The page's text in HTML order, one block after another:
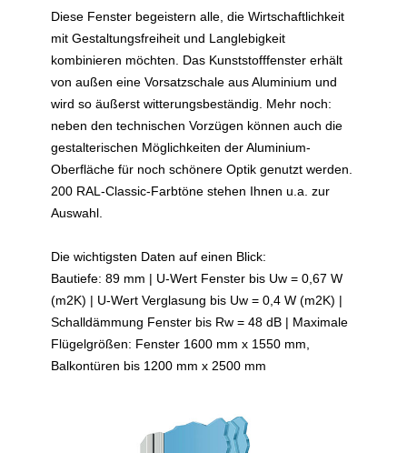
Diese Fenster begeistern alle, die Wirtschaftlichkeit
mit Gestaltungsfreiheit und Langlebigkeit
kombinieren möchten. Das Kunststofffenster erhält
von außen eine Vorsatzschale aus Aluminium und
wird so äußerst witterungsbeständig. Mehr noch:
neben den technischen Vorzügen können auch die
gestalterischen Möglichkeiten der Aluminium-
Oberfläche für noch schönere Optik genutzt werden.
200 RAL-Classic-Farbtöne stehen Ihnen u.a. zur
Auswahl.
Die wichtigsten Daten auf einen Blick:
Bautiefe: 89 mm | U-Wert Fenster bis Uw = 0,67 W
(m2K) | U-Wert Verglasung bis Uw = 0,4 W (m2K) |
Schalldämmung Fenster bis Rw = 48 dB | Maximale
Flügelgrößen: Fenster 1600 mm x 1550 mm,
Balkontüren bis 1200 mm x 2500 mm